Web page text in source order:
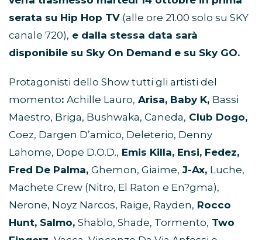
serata su Hip Hop TV (alle ore 21.00 solo su SKY
canale 720), e dalla stessa data sarà
disponibile su Sky On Demand e su Sky GO.
Protagonisti dello Show tutti gli artisti del
momento: Achille Lauro, Arisa, Baby K, Bassi
Maestro, Briga, Bushwaka, Caneda, Club Dogo,
Coez, Dargen D’amico, Deleterio, Denny
Lahome, Dope D.O.D., Emis Killa, Ensi, Fedez,
Fred De Palma, Ghemon, Giaime, J-Ax, Luche,
Machete Crew (Nitro, El Raton e En?gma),
Nerone, Noyz Narcos, Raige, Rayden, Rocco
Hunt, Salmo, Shablo, Shade, Tormento, Two